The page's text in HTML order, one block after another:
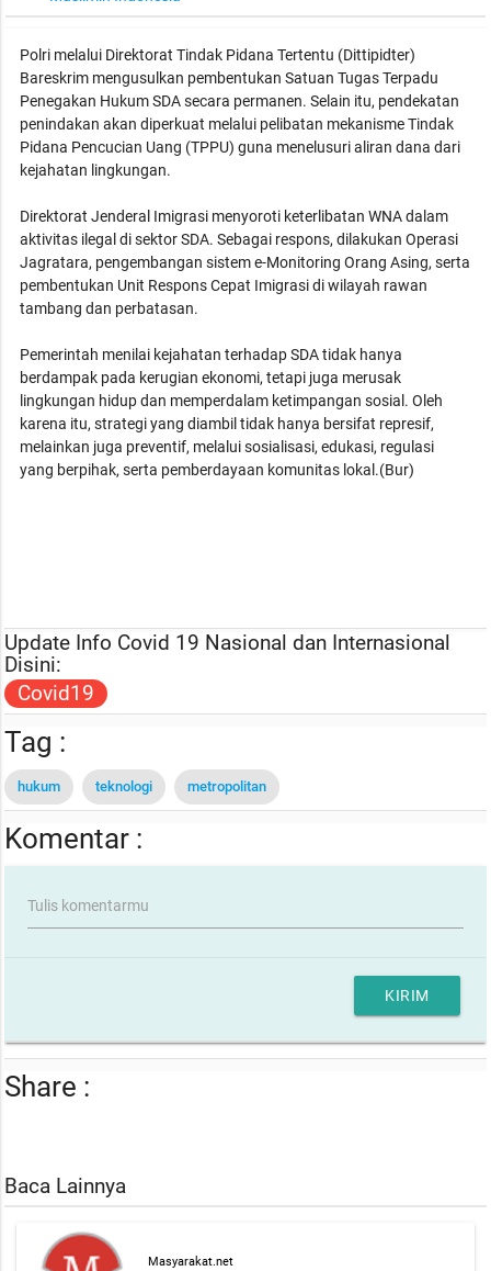
Polri melalui Direktorat Tindak Pidana Tertentu (Dittipidter)
Bareskrim mengusulkan pembentukan Satuan Tugas Terpadu
Penegakan Hukum SDA secara permanen. Selain itu, pendekatan
penindakan akan diperkuat melalui pelibatan mekanisme Tindak
Pidana Pencucian Uang (TPPU) guna menelusuri aliran dana dari
kejahatan lingkungan.
Direktorat Jenderal Imigrasi menyoroti keterlibatan WNA dalam
aktivitas ilegal di sektor SDA. Sebagai respons, dilakukan Operasi
Jagratara, pengembangan sistem e-Monitoring Orang Asing, serta
pembentukan Unit Respons Cepat Imigrasi di wilayah rawan
tambang dan perbatasan.
Pemerintah menilai kejahatan terhadap SDA tidak hanya
berdampak pada kerugian ekonomi, tetapi juga merusak
lingkungan hidup dan memperdalam ketimpangan sosial. Oleh
karena itu, strategi yang diambil tidak hanya bersifat represif,
melainkan juga preventif, melalui sosialisasi, edukasi, regulasi
yang berpihak, serta pemberdayaan komunitas lokal.(Bur)
Update Info Covid 19 Nasional dan Internasional
Disini:
Covid19
Tag :
hukum teknologi metropolitan
Komentar :
Tulis komentarmu
KIRIM
Share :
Baca Lainnya
Masyarakat.net